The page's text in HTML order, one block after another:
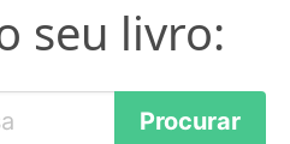
seu livro: